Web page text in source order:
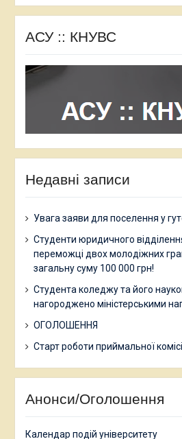
АСУ :: КНУВС
Недавні записи
Увага заяви для поселення у
Студенти юридичного
переможці двох молодіжних
загальну суму 100 000 грн!
Студента коледжу та його
нагороджено міністерськими
ОГОЛОШЕННЯ
Старт роботи приймальної
Анонси/Оголошення
Календар подій університету